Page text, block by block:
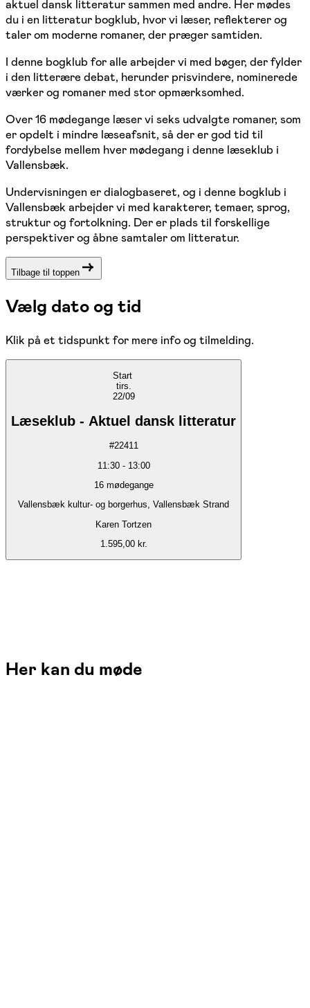
aktuel dansk litteratur sammen med andre. Her mødes
du i en litteratur bogklub, hvor vi læser, reflekterer og
taler om moderne romaner, der præger samtiden.
I denne bogklub for alle arbejder vi med bøger, der fylder
i den litterære debat, herunder prisvindere, nominerede
værker og romaner med stor opmærksomhed.
Over 16 mødegange læser vi seks udvalgte romaner, som
er opdelt i mindre læseafsnit, så der er god tid til
fordybelse mellem hver mødegang i denne læseklub i
Vallensbæk.
Undervisningen er dialogbaseret, og i denne bogklub i
Vallensbæk arbejder vi med karakterer, temaer, sprog,
struktur og fortolkning. Der er plads til forskellige
perspektiver og åbne samtaler om litteratur.
Tilbage til toppen
Vælg dato og tid
Klik på et tidspunkt for mere info og tilmelding.
Start
tirs.
22/09
Læseklub - Aktuel dansk litteratur
#22411
11:30- 13:00
16 mødegange
Vallensbæk kultur- og borgerhus, Vallensbæk Strand
Karen Tortzen
1.595,00 kr.
Her kan du møde